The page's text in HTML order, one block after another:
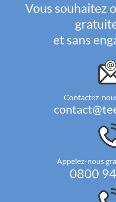
Vous souhaitez
et sans
Contactez-
Appelez-nous
0800